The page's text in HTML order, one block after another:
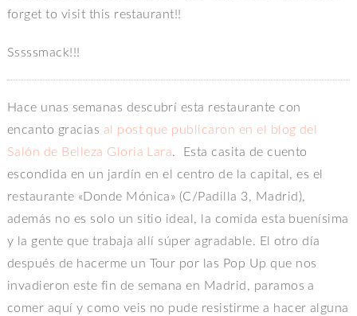
forget to visit this restaurant!!
Sssssmack!!!
Hace unas semanas descubrí esta restaurante con
encanto gracias al post que publicaron en el blog del
Salón de Belleza Gloria Lara. Esta casita de cuento
escondida en un jardín en el centro de la capital, es el
restaurante «Donde Mónica» (C/Padilla 3, Madrid),
además no es solo un sitio ideal, la comida esta buenísima
y la gente que trabaja allí súper agradable. El otro día
después de hacerme un Tour por las Pop Up que nos
invadieron este fin de semana en Madrid, paramos a
comer aquí y como veis no pude resistirme a hacer alguna